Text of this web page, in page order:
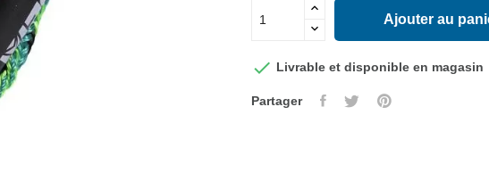
Ajouter au
 Livrable et disponible en magasin
Partager